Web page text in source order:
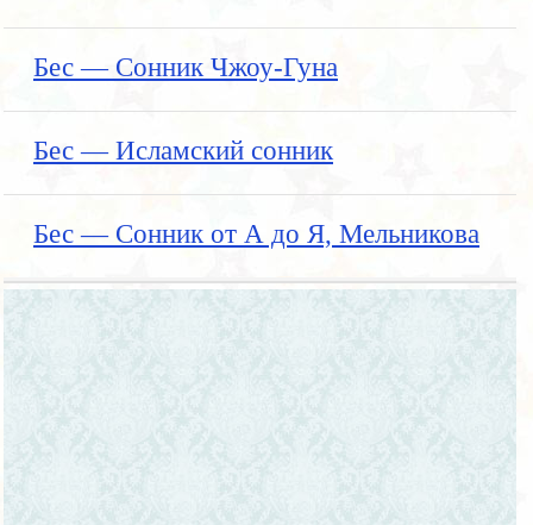
Бес — Сонник Чжоу-Гуна
Бес — Исламский сонник
Бес — Сонник от А до Я, Мельникова